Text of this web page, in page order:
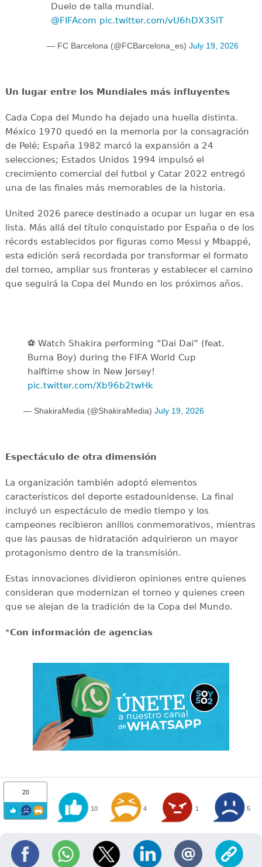
Duelo de talla mundial.
@FIFAcom pic.twitter.com/vU6hDX3SlT
— FC Barcelona (@FCBarcelona_es) July 19, 2026
Un lugar entre los Mundiales más influyentes
Cada Copa del Mundo ha dejado una huella distinta.
México 1970 quedó en la memoria por la consagración
de Pelé; España 1982 marcó la expansión a 24
selecciones; Estados Unidos 1994 impulsó el
crecimiento comercial del futbol y Catar 2022 entregó
una de las finales más memorables de la historia.
United 2026 parece destinado a ocupar un lugar en esa
lista. Más allá del título conquistado por España o de los
récords establecidos por figuras como Messi y Mbappé,
esta edición será recordada por transformar el formato
del torneo, ampliar sus fronteras y establecer el camino
que seguirá la Copa del Mundo en los próximos años.
⚽️️ Watch Shakira performing “Dai Dai” (feat.
Burna Boy) during the FIFA World Cup
halftime show in New Jersey!
pic.twitter.com/Xb96b2twHk
— ShakiraMedia (@ShakiraMedia) July 19, 2026
Espectáculo de otra dimensión
La organización también adoptó elementos
característicos del deporte estadounidense. La final
incluyó un espectáculo de medio tiempo y los
campeones recibieron anillos conmemorativos, mientras
que las pausas de hidratación adquirieron un mayor
protagonismo dentro de la transmisión.
Estas innovaciones dividieron opiniones entre quienes
consideran que modernizan el torneo y quienes creen
que se alejan de la tradición de la Copa del Mundo.
*Con información de agencias
20
10 4 1 5